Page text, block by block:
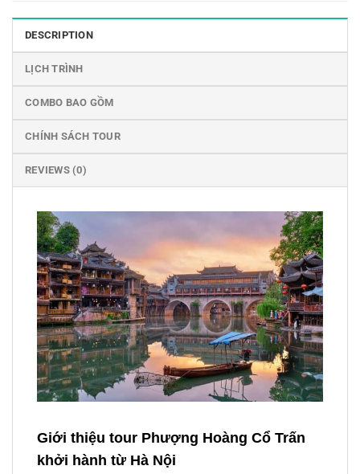
DESCRIPTION
LỊCH TRÌNH
COMBO BAO GỒM
CHÍNH SÁCH TOUR
REVIEWS (0)
Giới thiệu tour Phượng Hoàng Cổ Trấn
khởi hành từ Hà Nội